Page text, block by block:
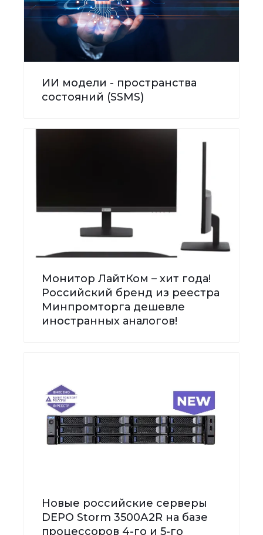
ИИ модели - пространства
состояний (SSMS)
Монитор ЛайтКом – хит года!
Российский бренд из реестра
Минпромторга дешевле
иностранных аналогов!
Новые российские серверы
DEPO Storm 3500А2R на базе
процессоров 4-го и 5-го